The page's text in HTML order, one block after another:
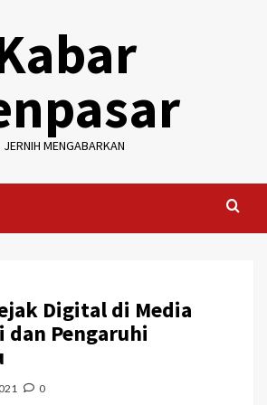
JERNIH MENGABARKAN
Digital di Media
dan Pengaruhi
0